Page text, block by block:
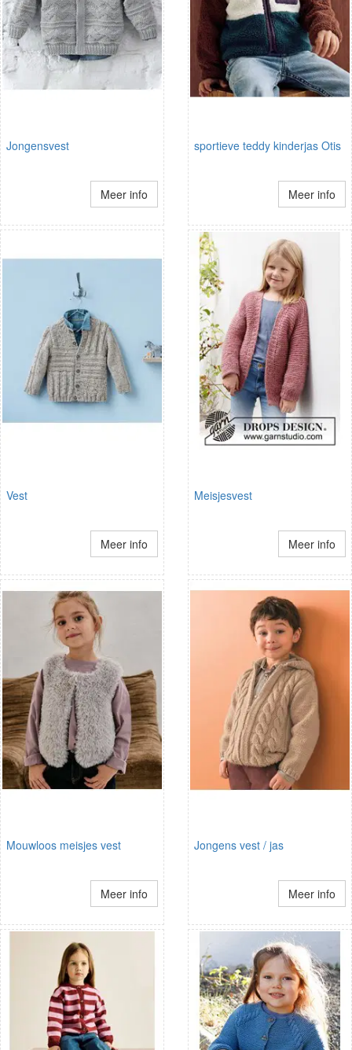
Jongensvest
Meer info
sportieve teddy kinderjas Otis
Meer info
Vest
Meer info
Meisjesvest
Meer info
Mouwloos meisjes vest
Meer info
Jongens vest / jas
Meer info